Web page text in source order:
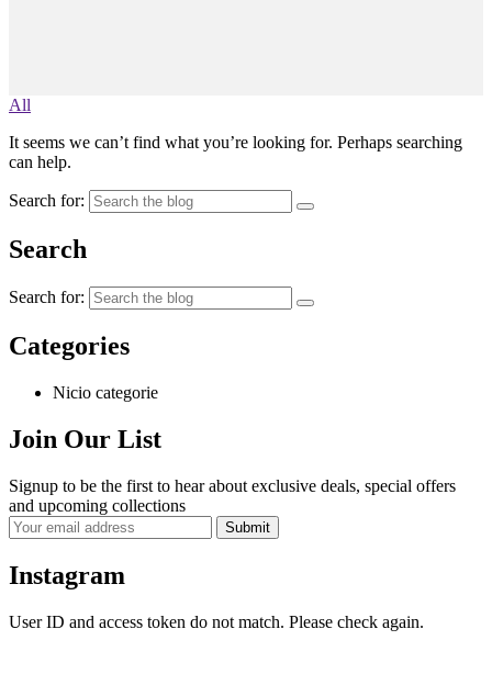
All
It seems we can’t find what you’re looking for. Perhaps searching
can help.
Search for:
Search
Search for:
Categories
Nicio categorie
Join Our List
Signup to be the first to hear about exclusive deals, special offers
and upcoming collections
Submit
Instagram
User ID and access token do not match. Please check again.